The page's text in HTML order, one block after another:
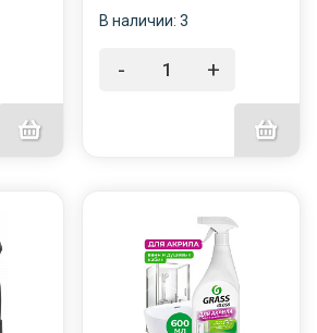
В наличии: 3
- +